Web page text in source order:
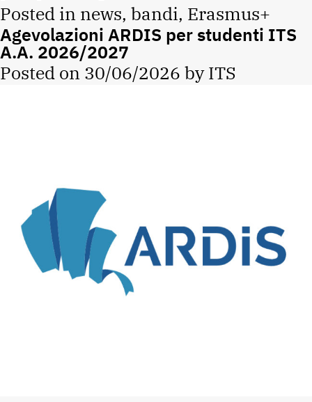
Posted in news, bandi, Erasmus+
Agevolazioni ARDIS per studenti ITS
A.A. 2026/2027
Posted on 30/06/2026 byITS